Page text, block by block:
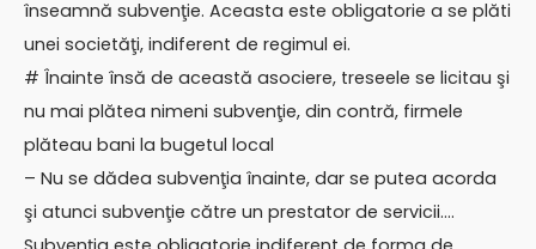
înseamnă subvenţie. Aceasta este obligatorie a se plăti
unei societăţi, indiferent de regimul ei.
# Înainte însă de această asociere, treseele se licitau şi
nu mai plătea nimeni subvenţie, din contră, firmele
plăteau bani la bugetul local
– Nu se dădea subvenţia înainte, dar se putea acorda
şi atunci subvenţie către un prestator de servicii….